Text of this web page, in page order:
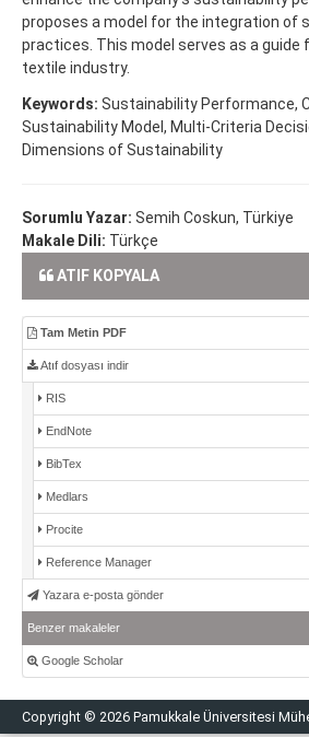
proposes a model for the integration of
practices. This model serves as a guide
textile industry.
Keywords: Sustainability Performance,
Sustainability Model, Multi-Criteria
Dimensions of Sustainability
Sorumlu Yazar: Semih Coskun, Türkiye
Makale Dili: Türkçe
ATIF KOPYALA
Tam Metin PDF
Atıf dosyası indir
RIS
EndNote
BibTex
Medlars
Procite
Reference Manager
Yazara e-posta gönder
Benzer makaleler
Google Scholar
Copyright © 2026 Pamukkale Üniversitesi